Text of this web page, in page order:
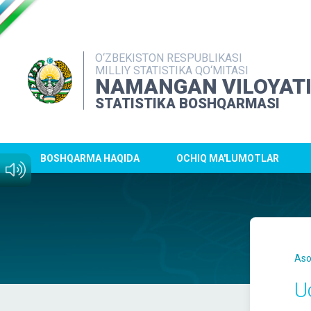
O‘ZBEKISTON RESPUBLIKASI
MILLIY STATISTIKA QO‘MITASI
NAMANGAN VILOYATI
STATISTIKA BOSHQARMASI
BOSHQARMA HAQIDA OCHIQ MA'LUMOTLAR